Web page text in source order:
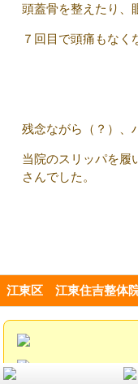
頭蓋骨を整えたり、
７回目で頭痛もなく
残念ながら（？）、
当院のスリッパを履
さんでした。
江東区 江東住吉整体